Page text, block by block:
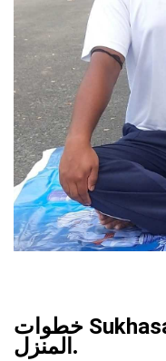
خطوات Sukhasana Yoga للمبتدئين في
المنزل .